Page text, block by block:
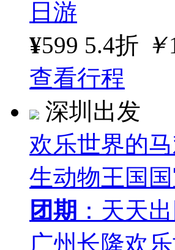
日游
¥599 5.4折 ￥
查看行程
深圳出发
欢乐世界的
生动物王国
团期 ：天天
广州长隆欢